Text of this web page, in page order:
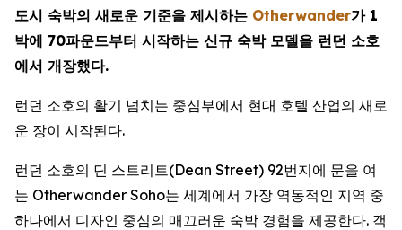
도시 숙박의 새로운 기준을 제시하는 Otherwander가 1
박에 70파운드부터 시작하는 신규 숙박 모델을 런던 소호
에서 개장했다.
런던 소호의 활기 넘치는 중심부에서 현대 호텔 산업의 새로
운 장이 시작된다.
런던 소호의 딘 스트리트(Dean Street) 92번지에 문을 여
는 Otherwander Soho는 세계에서 가장 역동적인 지역 중
하나에서 디자인 중심의 매끄러운 숙박 경험을 제공한다. 객